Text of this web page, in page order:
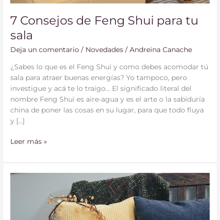
7 Consejos de Feng Shui para tu
sala
Deja un comentario / Novedades /Andreina Canache
¿Sabes lo que es el Feng Shui y como debes acomodar tú
sala para atraer buenas energías? Yo tampoco, pero
investigue y acá te lo traigo… El significado literal del
nombre Feng Shui es aire-agua y es el arte o la sabiduría
china de poner las cosas en su lugar, para que todo fluya
y […]
Leer más »